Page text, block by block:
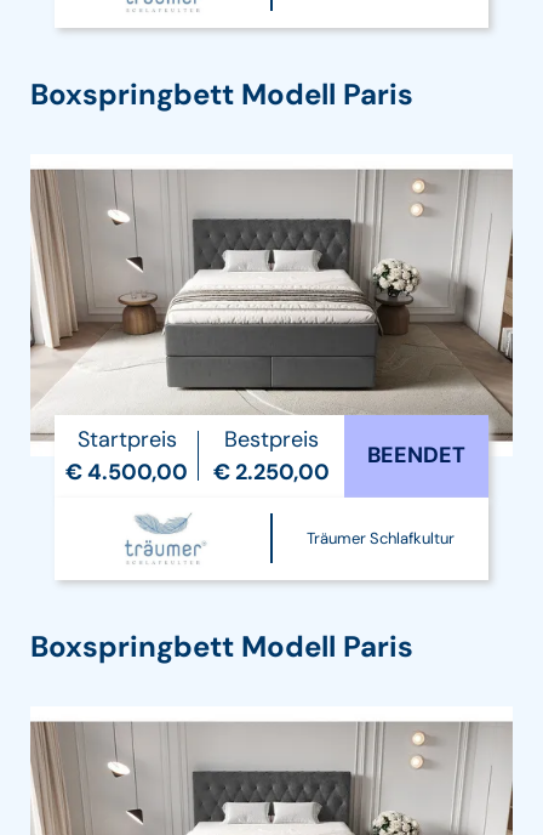
Boxspringbett Modell Paris
Startpreis
€ 4.500,00
Bestpreis
€ 2.250,00
BEENDET
Träumer Schlafkultur
Boxspringbett Modell Paris